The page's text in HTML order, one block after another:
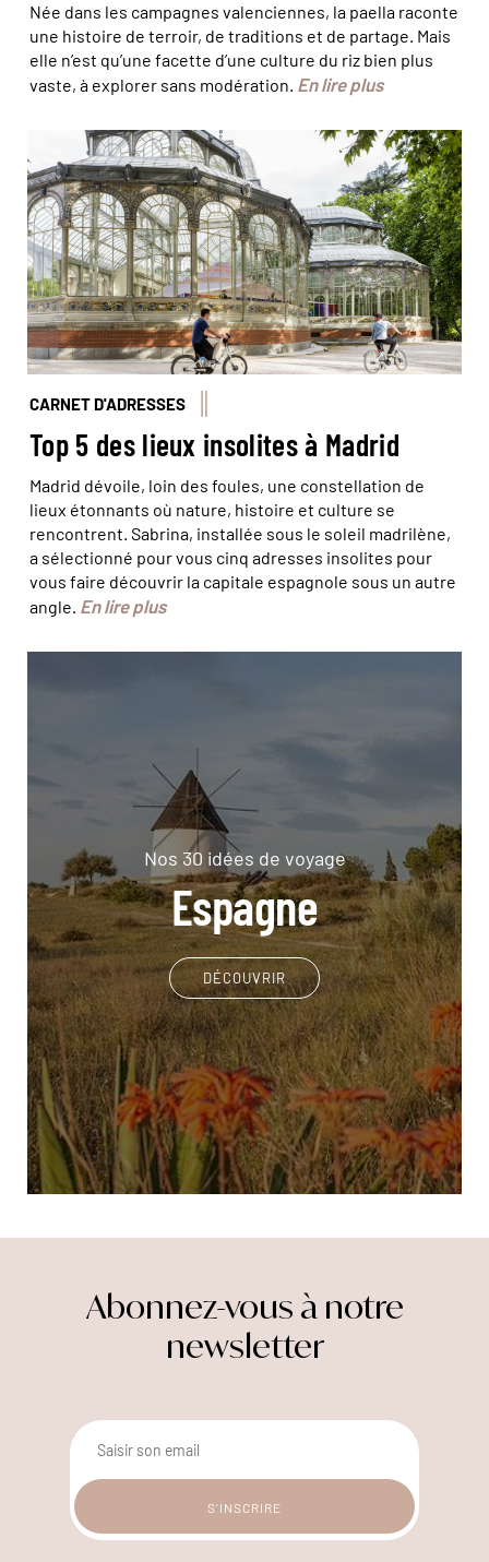
Née dans les campagnes valenciennes, la paella raconte
une histoire de terroir, de traditions et de partage. Mais
elle n’est qu’une facette d’une culture du riz bien plus
vaste, à explorer sans modération. En lire plus
© Bertrand Gardel/ hemis
CARNET D'ADRESSES
Top 5 des lieux insolites à Madrid
Madrid dévoile, loin des foules, une constellation de
lieux étonnants où nature, histoire et culture se
rencontrent. Sabrina, installée sous le soleil madrilène,
a sélectionné pour vous cinq adresses insolites pour
vous faire découvrir la capitale espagnole sous un autre
angle. En lire plus
Nos 30 idées de voyage
Espagne
DÉCOUVRIR
Abonnez-vous à notre
newsletter